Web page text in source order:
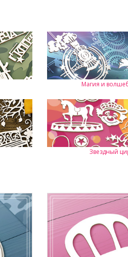
Магия и
Звездный